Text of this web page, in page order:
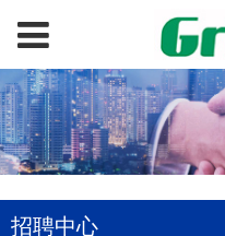
招聘中心